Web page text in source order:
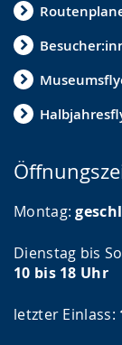
Montag:
Dienstag bis
10 bis 18 Uhr
letzter Einlass: